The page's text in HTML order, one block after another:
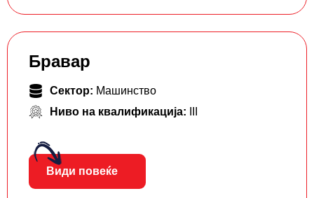
Бравар
Сектор: Машинство
Ниво на квалификација:
Види повеќе